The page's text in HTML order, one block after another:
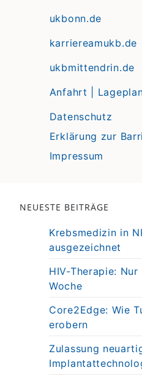
ukbonn.de
karriereamukb.de
ukbmittendrin.de
Anfahrt |
Datenschutz
Erklärung zur
Impressum
NEUESTE BEITRÄGE
Krebsmedizin in
ausgezeichnet
HIV-Therapie:
Woche
Core2Edge: Wie
erobern
Zulassung